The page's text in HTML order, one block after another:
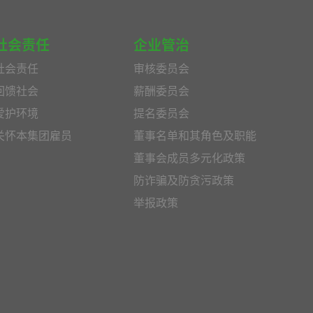
会责任
会责任
馈社会
护环境
怀本集团雇员
企业管治
审核委员会
薪酬委员会
提名委员会
董事名单和其角色及职能
董事会成员多元化政策
防诈骗及防贪污政策
举报政策